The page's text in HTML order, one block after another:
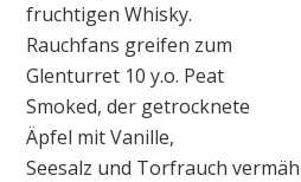
fruchtigen Whisky.
Rauchfans greifen zum
Glenturret 10 y.o. Peat
Smoked, der getrocknete
Äpfel mit Vanille,
Seesalz und Torfrauch